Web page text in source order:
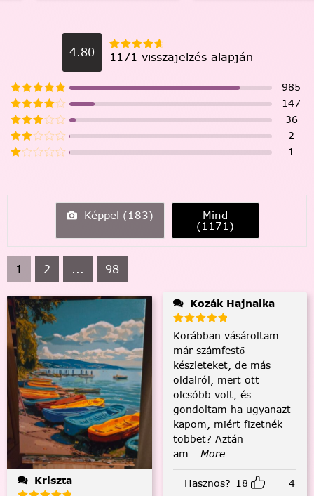
4.80 1171 visszajelzés alapján
985
147
36
2
1
Képpel (183) Mind
(1171)
1 2 ... 98
Kriszta
Kozák Hajnalka
Korábban vásároltam
már számfestő
készleteket, de más
oldalról, mert ott
olcsóbb volt, és
gondoltam ha ugyanazt
kapom, miért fizetnék
többet? Aztán
am ...More
Hasznos? 18 4